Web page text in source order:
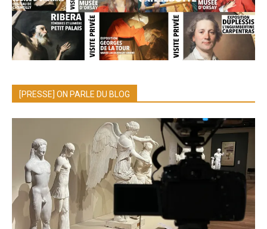
[PRESSE] ON PARLE DU BLOG